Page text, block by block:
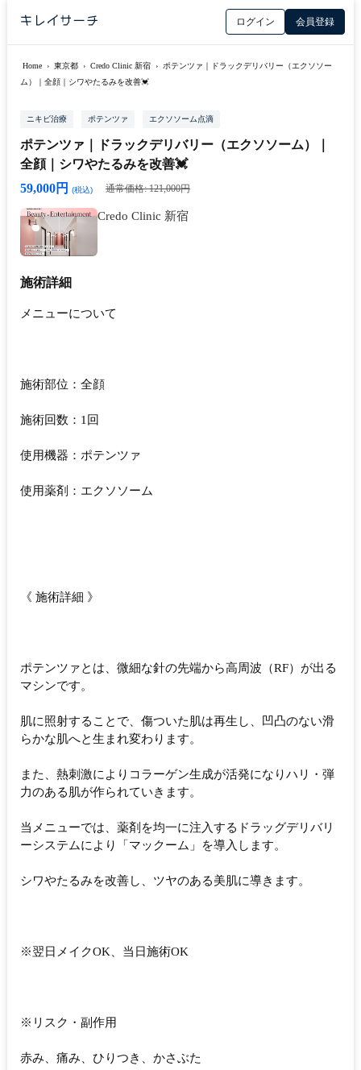
ログイン 会員登録
Home › 東京都 › Credo Clinic 新宿 ›
ポテンツァ｜ドラックデリバリー（エクソソー
ム）｜全顔｜シワやたるみを改善💓
ニキビ治療 ポテンツァ エクソソーム点滴
ポテンツァ｜ドラックデリバリー（エクソソーム）｜
全顔｜シワやたるみを改善💓
59,000円
(税込) 通常価格: 121,000円
Credo Clinic 新宿
施術詳細
メニューについて
施術部位：全顔
施術回数：1回
使用機器：ポテンツァ
使用薬剤：エクソソーム
《 施術詳細 》
ポテンツァとは、微細な針の先端から高周波（RF）が出る
マシンです。
肌に照射することで、傷ついた肌は再生し、凹凸のない滑
らかな肌へと生まれ変わります。
また、熱刺激によりコラーゲン生成が活発になりハリ・弾
力のある肌が作られていきます。
当メニューでは、薬剤を均一に注入するドラッグデリバリ
ーシステムにより「マックーム」を導入します。
シワやたるみを改善し、ツヤのある美肌に導きます。
※翌日メイクOK、当日施術OK
※リスク・副作用
赤み、痛み、ひりつき、かさぶた